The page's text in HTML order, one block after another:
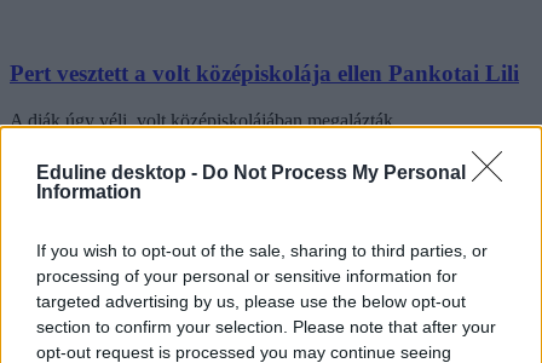
Eduline desktop - Do Not Process My Personal
Information
If you wish to opt-out of the sale, sharing to third parties, or
processing of your personal or sensitive information for
targeted advertising by us, please use the below opt-out
section to confirm your selection. Please note that after your
opt-out request is processed you may continue seeing
Pert vesztett a volt középiskolája ellen Pankotai Lili
A diák úgy véli, volt középiskolájában megalázták.
Közoktatás
Székács Linda